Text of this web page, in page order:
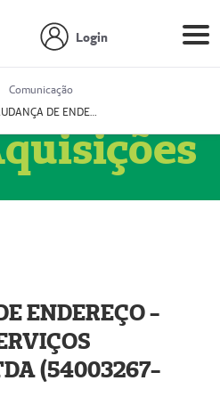
Login
Comunicação
MUDANÇA DE ENDEREÇO - DIAGITAB SERVIÇOS MÉDICOS LTDA (54003267-5)
ENDEREÇO -
(54003267-